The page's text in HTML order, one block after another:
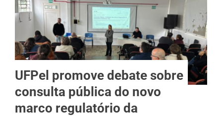
UFPel promove debate sobre
consulta pública do novo
marco regulatório da